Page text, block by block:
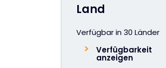
Land
Verfügbar in 30 Länder
Verfügbarkeit
anzeigen